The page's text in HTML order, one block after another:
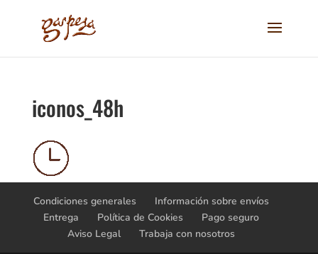
iconos_48h
Condiciones generales
Información sobre envíos
Entrega
Política de Cookies
Pago seguro
Aviso Legal
Trabaja con nosotros